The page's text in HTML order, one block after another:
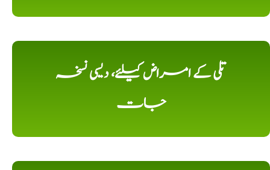
تلی کے امراض کیلئے، دیسی نسخہ
جات